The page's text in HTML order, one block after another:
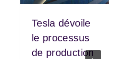
Tesla dévoile
le processus
de production